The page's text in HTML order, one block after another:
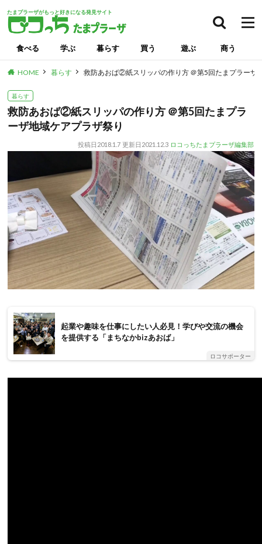
たまプラーザがもっと好きになる発見サイト
食べる 学ぶ 暮らす 買う 遊ぶ 商う
HOME 暮らす 救防あおば②紙スリッパの作り方 ＠第5回たまプラーザ
暮らす
救防あおば②紙スリッパの作り方 ＠第5回たまプラ
ーザ地域ケアプラザ祭り
投稿日 2018.1.7 更新日 2021.12.3 ロコっちたまプラーザ編集部
起業や趣味を仕事にしたい人必見！学びや交流の機会
を提供する「まちなかbizあおば」
ロコサポーター